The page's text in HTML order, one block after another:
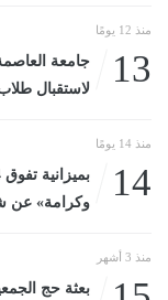
منذ 12 يومًا
13
جامعة
لاستقبال طلاب
منذ 14 يومًا
14
وكرامة» عن شهر...
منذ 3 أشهر
بعثة حج